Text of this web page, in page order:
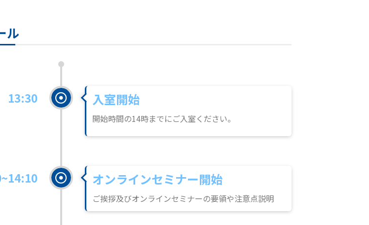
ル
13:30 入室開始
開始時間の14時までにご入室ください。
オンラインセミナー開始
ご挨拶及びオンラインセミナーの要領や注意点説明